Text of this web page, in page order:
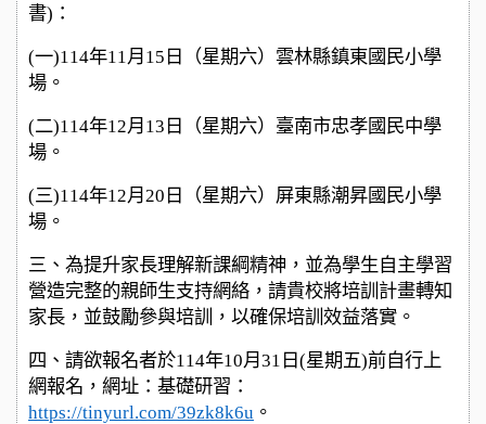
書)：
(一)114年11月15日（星期六）雲林縣鎮東國民小學
場。
(二)114年12月13日（星期六）臺南市忠孝國民中學
場。
(三)114年12月20日（星期六）屏東縣潮昇國民小學
場。
三、為提升家長理解新課綱精神，並為學生自主學習
營造完整的親師生支持網絡，請貴校將培訓計畫轉知
家長，並鼓勵參與培訓，以確保培訓效益落實。
四、請欲報名者於114年10月31日(星期五)前自行上
網報名，網址：基礎研習：
https://tinyurl.com/39zk8k6u 。